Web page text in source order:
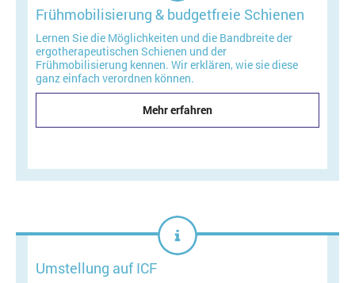
Frühmobilisierung & budgetfreie Schienen
Lernen Sie die Möglichkeiten und die Bandbreite der
ergotherapeutischen Schienen und der
Frühmobilisierung kennen. Wir erklären, wie sie diese
ganz einfach verordnen können.
Mehr erfahren
Umstellung auf ICF